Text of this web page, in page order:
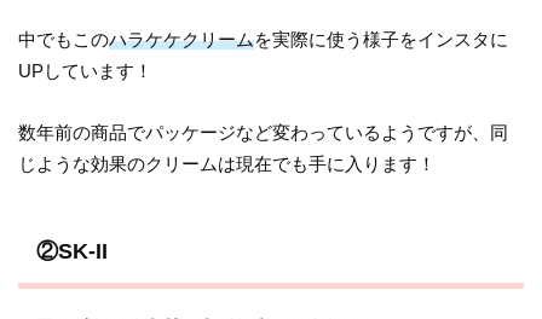
中でもこのハラケケクリームを実際に使う様子をインスタに
UPしています！
数年前の商品でパッケージなど変わっているようですが、同
じような効果のクリームは現在でも手に入ります！
②SK-II